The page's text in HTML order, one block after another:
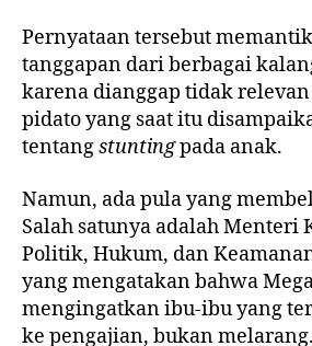
Pernyataan tersebut
tanggapan dari berbagai
karena dianggap tidak
pidato yang saat itu
tentangstuntingpada anak.
Namun, ada pula yang
Salah satunya adalah Menteri
Politik, Hukum, dan
yang mengatakan bahwa
mengingatkan ibu-ibu yang
ke pengajian, bukan melarang.